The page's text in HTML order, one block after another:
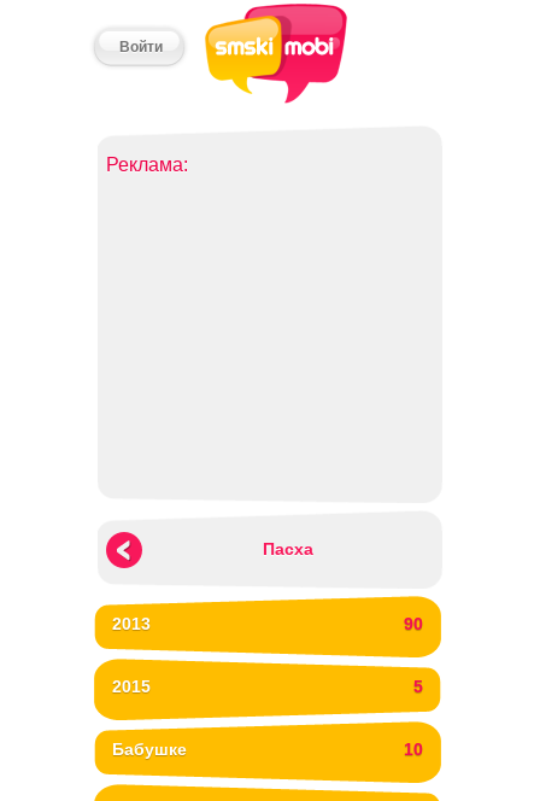
Войти
Реклама:
Пасха
2013 90
2015 5
Бабушке 10